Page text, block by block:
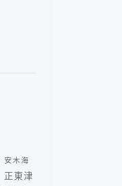
安木海
正東津